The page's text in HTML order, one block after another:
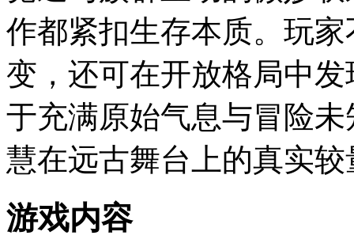
作都紧扣生存本质。玩
变，还可在开放格局中
于充满原始气息与冒险
慧在远古舞台上的真实较
游戏内容